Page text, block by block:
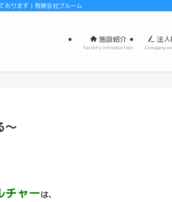
おります | 有限会社ブルーム
施設紹介
Facility introduction
法人
Company
〜
チャーは、